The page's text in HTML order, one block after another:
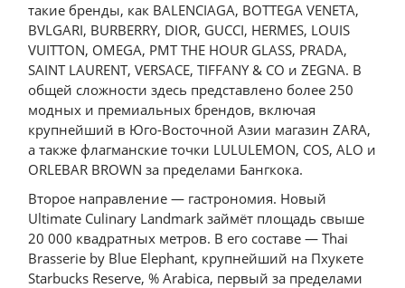
такие бренды, как BALENCIAGA, BOTTEGA VENETA,
BVLGARI, BURBERRY, DIOR, GUCCI, HERMES, LOUIS
VUITTON, OMEGA, PMT THE HOUR GLASS, PRADA,
SAINT LAURENT, VERSACE, TIFFANY & CO и ZEGNA. В
общей сложности здесь представлено более 250
модных и премиальных брендов, включая
крупнейший в Юго-Восточной Азии магазин ZARA,
а также флагманские точки LULULEMON, COS, ALO и
ORLEBAR BROWN за пределами Бангкока.
Второе направление — гастрономия. Новый
Ultimate Culinary Landmark займёт площадь свыше
20 000 квадратных метров. В его составе — Thai
Brasserie by Blue Elephant, крупнейший на Пхукете
Starbucks Reserve, % Arabica, первый за пределами